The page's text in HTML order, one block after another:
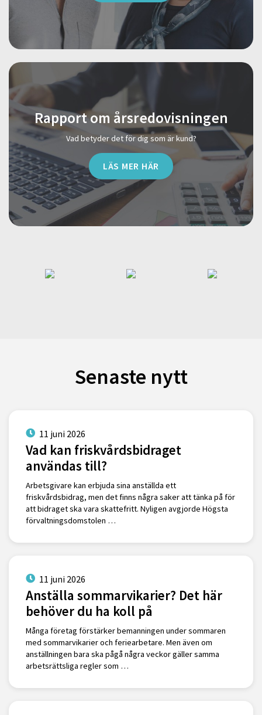
Rapport om årsredovisningen
Vad betyder det för dig som är kund?
LÄS MER HÄR
Senaste nytt
11 juni 2026
Vad kan friskvårdsbidraget
användas till?
Arbetsgivare kan erbjuda sina anställda ett
friskvårdsbidrag, men det finns några saker att tänka på för
att bidraget ska vara skattefritt. Nyligen avgjorde Högsta
förvaltningsdomstolen …
11 juni 2026
Anställa sommarvikarier? Det här
behöver du ha koll på
Många företag förstärker bemanningen under sommaren
med sommarvikarier och feriearbetare. Men även om
anställningen bara ska pågå några veckor gäller samma
arbetsrättsliga regler som …